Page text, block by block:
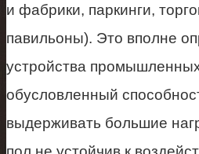
и фабрики, паркинги,
павильоны). Это вполне
устройства
обусловленный
выдерживать большие